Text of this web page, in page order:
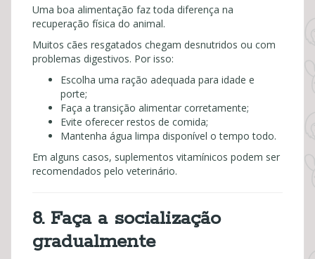
Uma boa alimentação faz toda diferença na
recuperação física do animal.
Muitos cães resgatados chegam desnutridos ou com
problemas digestivos. Por isso:
Escolha uma ração adequada para idade e
porte;
Faça a transição alimentar corretamente;
Evite oferecer restos de comida;
Mantenha água limpa disponível o tempo todo.
Em alguns casos, suplementos vitamínicos podem ser
recomendados pelo veterinário.
8. Faça a socialização
gradualmente